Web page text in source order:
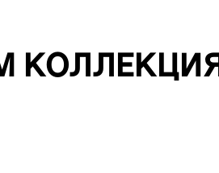
КОЛЛЕКЦИЯ